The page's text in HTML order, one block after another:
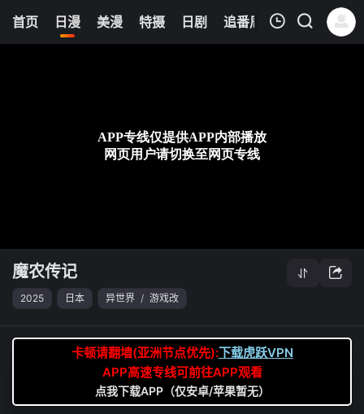
首页 日漫 美漫 特摄 日剧 追番周表 今日更新
6
清空
魔农传记
2025 日本 异世界 / 游戏改
卡顿请翻墙(亚洲节点优先):下载虎跃VPN
APP高速专线可前往APP观看
点我下载APP（仅安卓/苹果暂无）